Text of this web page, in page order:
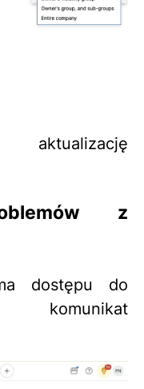
aktualizację
z
dostępu do
komunikat